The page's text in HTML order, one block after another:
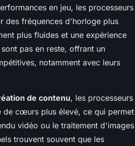
en jeu, les processeurs
des fréquences d'horloge plus
plus fluides et une expérience
pas en reste, offrant un
notamment avec leurs
de contenu, les processeurs
de cœurs plus élevé, ce qui permet
vidéo ou le traitement d'images
trouvent souvent que les